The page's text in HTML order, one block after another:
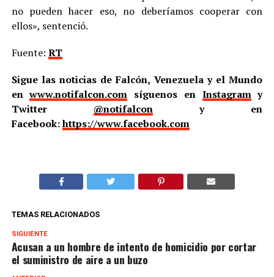
no pueden hacer eso, no deberíamos cooperar con
ellos», sentenció.
Fuente: RT
Sigue las noticias de Falcón, Venezuela y el Mundo
enwww.notifalcon.com síguenos en Instagramy
Twitter @notifalcony en
Facebook:https://www.facebook.com
TEMAS RELACIONADOS
SIGUIENTE
Acusan a un hombre de intento de homicidio por cortar
el suministro de aire a un buzo